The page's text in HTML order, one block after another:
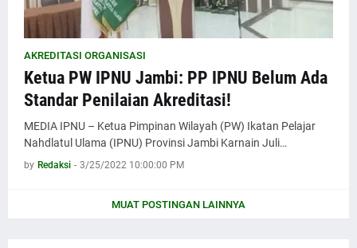
AKREDITASI ORGANISASI
Ketua PW IPNU Jambi: PP IPNU Belum Ada
Standar Penilaian Akreditasi!
MEDIA IPNU – Ketua Pimpinan Wilayah (PW) Ikatan Pelajar
Nahdlatul Ulama (IPNU) Provinsi Jambi Karnain Juli…
by Redaksi - 3/25/2022 10:00:00 PM
MUAT POSTINGAN LAINNYA